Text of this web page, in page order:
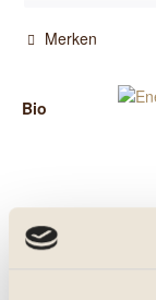
Merken
Bio